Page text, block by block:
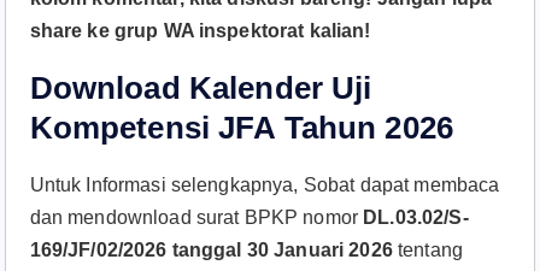
share ke grup WA inspektorat kalian!
Download Kalender Uji
Kompetensi JFA Tahun 2026
Untuk Informasi selengkapnya, Sobat dapat membaca
dan mendownload surat BPKP nomor DL.03.02/S-
169/JF/02/2026 tanggal 30 Januari 2026tentang